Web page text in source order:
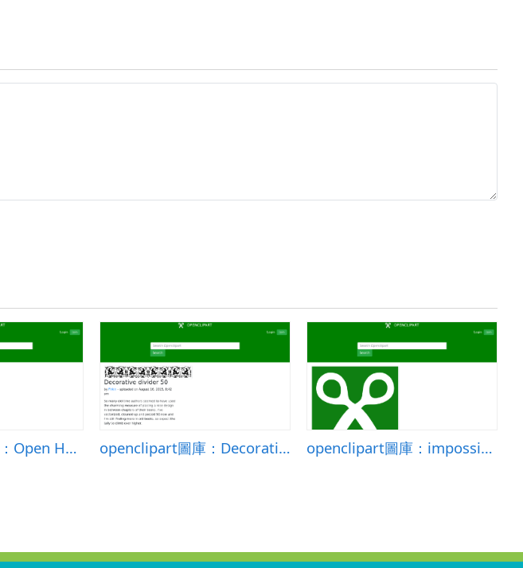
openclipart圖庫：Open Heart openclipart圖庫：Decorative divider 50 openclipart圖庫：impossible ring of rings